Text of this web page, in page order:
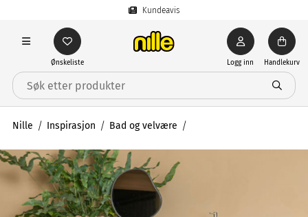
Kundeavis
Ønskeliste Logg inn Handlekurv
Nille Inspirasjon Bad og velvære